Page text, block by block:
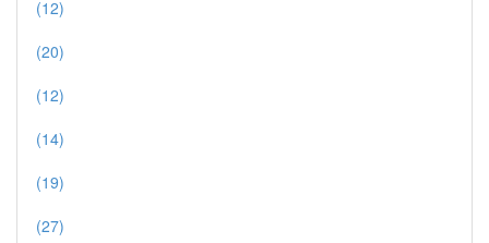
(12)
(20)
(12)
(14)
(19)
(27)